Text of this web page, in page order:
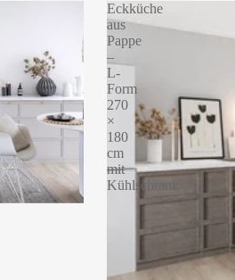
Eckküche
aus
Pappe
–
L-
Form
270
×
180
cm
mit
Kühlschrank